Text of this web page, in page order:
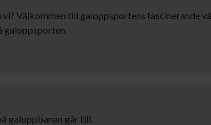
Välkommen till galoppsportens fascinerande
galoppsporten.
galoppbanan går till.